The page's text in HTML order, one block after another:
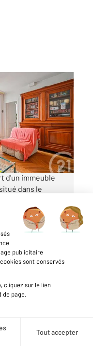
familial alliant le
d'un immeuble
dans le
en retrait ...
bien